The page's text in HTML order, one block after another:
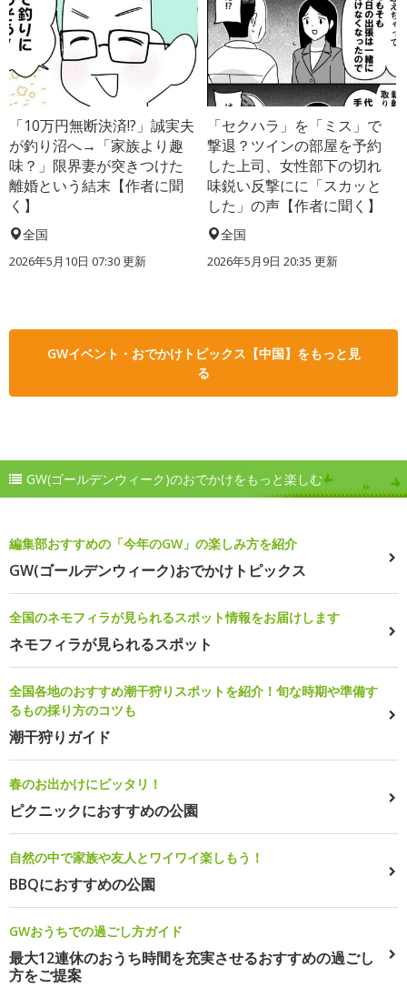
「10万円無断決済!?」誠実夫
が釣り沼へ→「家族より趣
味？」限界妻が突きつけた
離婚という結末【作者に聞
く】
全国
2026年5月10日 07:30 更新
「セクハラ」を「ミス」で
撃退？ツインの部屋を予約
した上司、女性部下の切れ
味鋭い反撃にに「スカッと
した」の声【作者に聞く】
全国
2026年5月9日 20:35 更新
GWイベント・おでかけトピックス【中国】をもっと見
る
GW(ゴールデンウィーク)のおでかけをもっと楽しむ
編集部おすすめの「今年のGW」の楽しみ方を紹介
GW(ゴールデンウィーク)おでかけトピックス
全国のネモフィラが見られるスポット情報をお届けします
ネモフィラが見られるスポット
全国各地のおすすめ潮干狩りスポットを紹介！旬な時期や準備す
るもの採り方のコツも
潮干狩りガイド
春のお出かけにピッタリ！
ピクニックにおすすめの公園
自然の中で家族や友人とワイワイ楽しもう！
BBQにおすすめの公園
GWおうちでの過ごし方ガイド
最大12連休のおうち時間を充実させるおすすめの過ごし
方をご提案